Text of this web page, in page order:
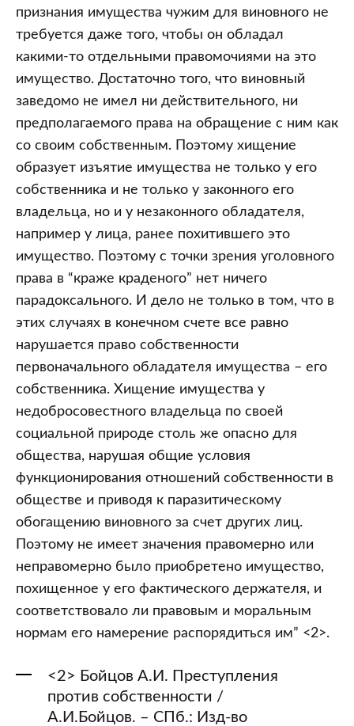
признания имущества чужим для виновного не
требуется даже того, чтобы он обладал
какими-то отдельными правомочиями на это
имущество. Достаточно того, что виновный
заведомо не имел ни действительного, ни
предполагаемого права на обращение с ним как
со своим собственным. Поэтому хищение
образует изъятие имущества не только у его
собственника и не только у законного его
владельца, но и у незаконного обладателя,
например у лица, ранее похитившего это
имущество. Поэтому с точки зрения уголовного
права в “краже краденого” нет ничего
парадоксального. И дело не только в том, что в
этих случаях в конечном счете все равно
нарушается право собственности
первоначального обладателя имущества – его
собственника. Хищение имущества у
недобросовестного владельца по своей
социальной природе столь же опасно для
общества, нарушая общие условия
функционирования отношений собственности в
обществе и приводя к паразитическому
обогащению виновного за счет других лиц.
Поэтому не имеет значения правомерно или
неправомерно было приобретено имущество,
похищенное у его фактического держателя, и
соответствовало ли правовым и моральным
нормам его намерение распорядиться им” <2>.
<2> Бойцов А.И. Преступления
против собственности /
А.И.Бойцов. – СПб.: Изд-во